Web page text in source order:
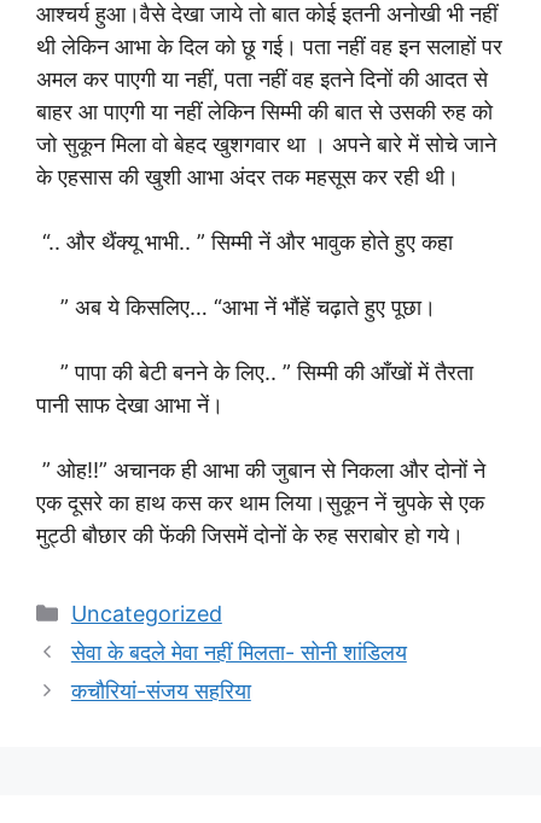
आश्चर्य हुआ।वैसे देखा जाये तो बात कोई इतनी अनोखी भी नहीं
थी लेकिन आभा के दिल को छू गई। पता नहीं वह इन सलाहों पर
अमल कर पाएगी या नहीं, पता नहीं वह इतने दिनों की आदत से
बाहर आ पाएगी या नहीं लेकिन सिम्मी की बात से उसकी रुह को
जो सुकून मिला वो बेहद खुशगवार था । अपने बारे में सोचे जाने
के एहसास की खुशी आभा अंदर तक महसूस कर रही थी।
“.. और थैंक्यू भाभी.. ” सिम्मी नें और भावुक होते हुए कहा
” अब ये किसलिए… “आभा नें भौंहें चढ़ाते हुए पूछा।
” पापा की बेटी बनने के लिए.. ” सिम्मी की आँखों में तैरता
पानी साफ देखा आभा नें।
” ओह!!” अचानक ही आभा की जुबान से निकला और दोनों ने
एक दूसरे का हाथ कस कर थाम लिया।सुकून नें चुपके से एक
मुट्ठी बौछार की फेंकी जिसमें दोनों के रुह सराबोर हो गये।
Categories
Uncategorized
सेवा के बदले मेवा नहीं मिलता- सोनी शांडिलय
कचौरियां-संजय सहरिया